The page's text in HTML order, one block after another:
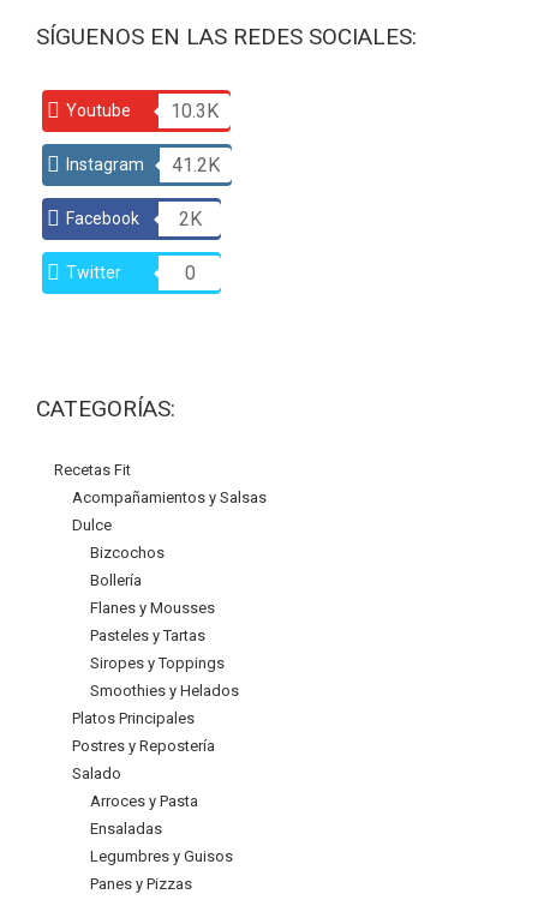
SÍGUENOS EN LAS REDES SOCIALES:
Youtube 10.3K
Instagram 41.2K
Facebook 2K
Twitter 0
CATEGORÍAS:
Recetas Fit
Acompañamientos y Salsas
Dulce
Bizcochos
Bollería
Flanes y Mousses
Pasteles y Tartas
Siropes y Toppings
Smoothies y Helados
Platos Principales
Postres y Repostería
Salado
Arroces y Pasta
Ensaladas
Legumbres y Guisos
Panes y Pizzas